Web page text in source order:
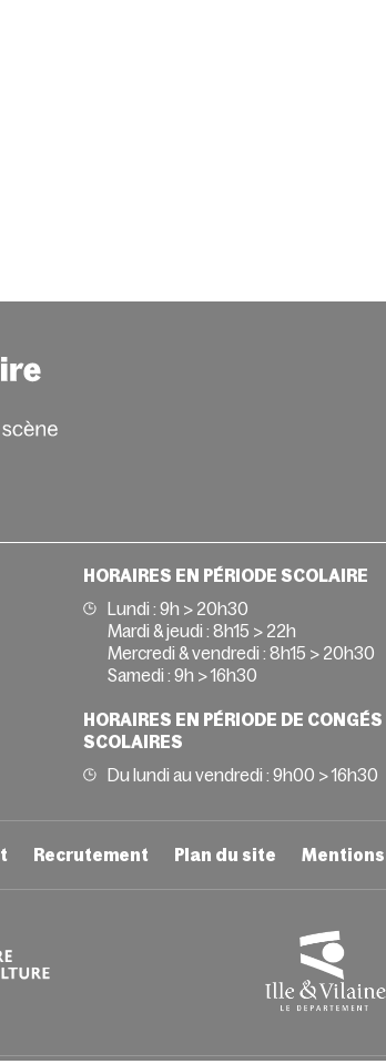
HORAIRES EN PÉRIODE SCOLAIRE
Lundi : 9h > 20h30
Mardi & jeudi : 8h15 > 22h
Mercredi & vendredi : 8h15 > 20h30
Samedi : 9h > 16h30
HORAIRES EN PÉRIODE DE CONGÉS
SCOLAIRES
Du lundi au vendredi : 9h00 > 16h30
Recrutement Plan du site